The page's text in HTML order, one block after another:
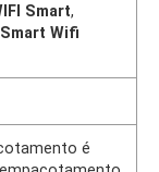
Smart,
Wifi
é